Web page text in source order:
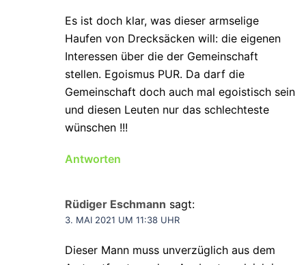
Es ist doch klar, was dieser armselige
Haufen von Drecksäcken will: die eigenen
Interessen über die der Gemeinschaft
stellen. Egoismus PUR. Da darf die
Gemeinschaft doch auch mal egoistisch sein
und diesen Leuten nur das schlechteste
wünschen !!!
Antworten
Rüdiger Eschmann sagt:
3. MAI 2021 UM 11:38 UHR
Dieser Mann muss unverzüglich aus dem